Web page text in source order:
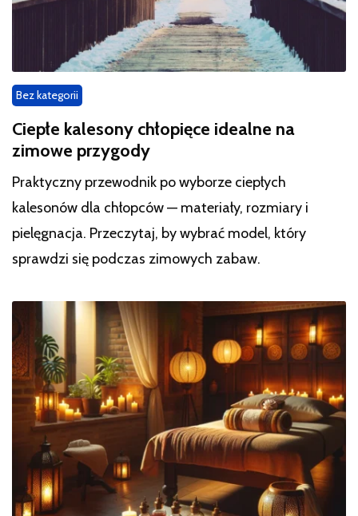
Bez kategorii
Ciepłe kalesony chłopięce idealne na
zimowe przygody
Praktyczny przewodnik po wyborze ciepłych
kalesonów dla chłopców — materiały, rozmiary i
pielęgnacja. Przeczytaj, by wybrać model, który
sprawdzi się podczas zimowych zabaw.